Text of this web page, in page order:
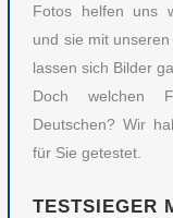
Fotos helfen uns
und sie mit
lassen sich Bilder
Doch welchen
Deutschen? Wir
für Sie getestet.
TESTSIEGER